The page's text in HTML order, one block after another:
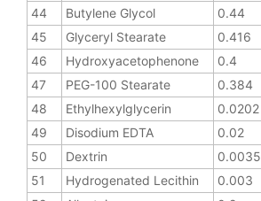
44 Butylene Glycol
0.44
45
Glyceryl Stearate
0.416
46
Hydroxyacetophenone
0.4
47
PEG-100 Stearate
0.384
48
Ethylhexylglycerin
0.0202
49
Disodium EDTA
0.02
50
Dextrin
0.0035
51
Hydrogenated Lecithin
0.003